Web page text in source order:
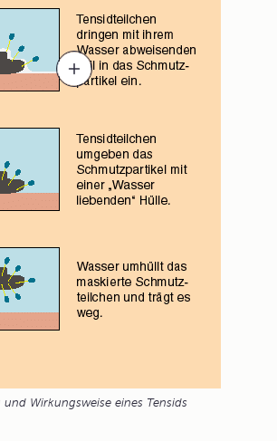
und Wirkungsweise eines Tensids